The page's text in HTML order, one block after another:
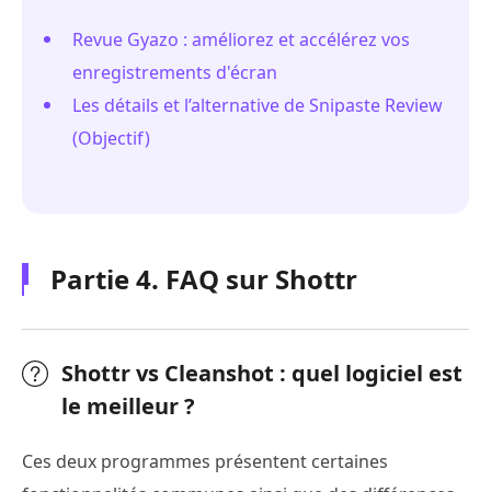
Revue Gyazo : améliorez et accélérez vos
enregistrements d'écran
Les détails et l’alternative de Snipaste Review
(Objectif)
Partie 4. FAQ sur Shottr
Shottr vs Cleanshot : quel logiciel est
le meilleur ?
Ces deux programmes présentent certaines